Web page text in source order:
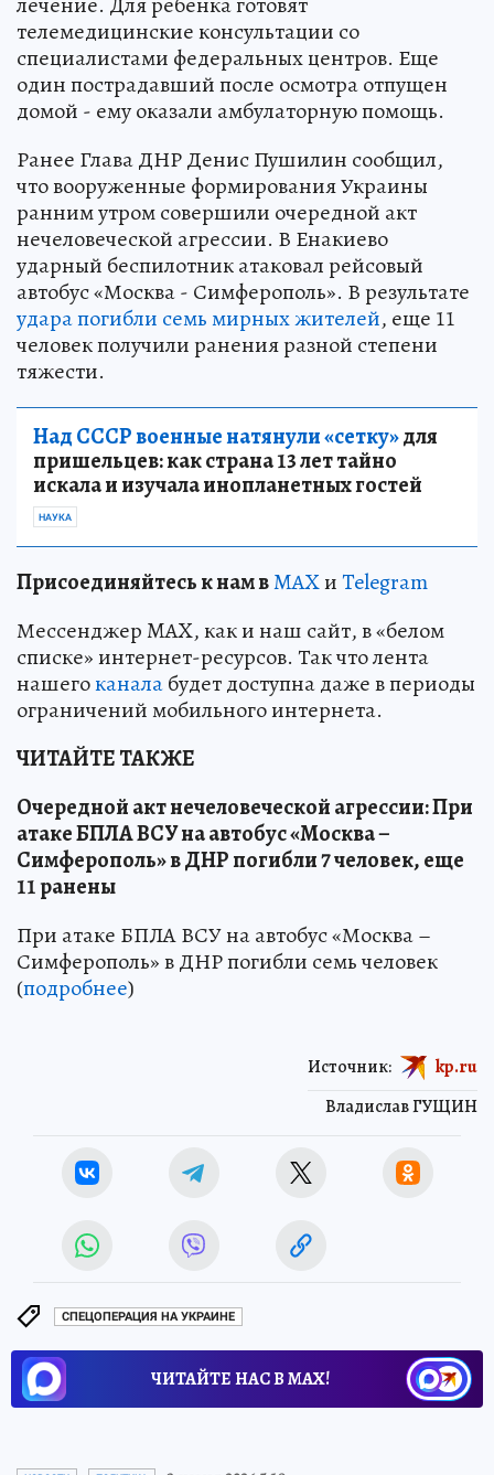
телемедицинские консультации со
специалистами федеральных центров. Еще
один пострадавший после осмотра отпущен
домой - ему оказали амбулаторную помощь.
Ранее Глава ДНР Денис Пушилин сообщил,
что вооруженные формирования Украины
ранним утром совершили очередной акт
нечеловеческой агрессии. В Енакиево
ударный беспилотник атаковал рейсовый
автобус «Москва - Симферополь». В результате
удара погибли семь мирных жителей, еще 11
человек получили ранения разной степени
тяжести.
Над СССР военные натянули «сетку»для
пришельцев: как страна 13 лет тайно
искала и изучала инопланетных гостей
НАУКА
Присоединяйтесь к нам вMAXиTelegram
Мессенджер MAX, как и наш сайт, в «белом
списке» интернет-ресурсов. Так что лента
нашегоканалабудет доступна даже в периоды
ограничений мобильного интернета.
ЧИТАЙТЕ ТАКЖЕ
Очередной акт нечеловеческой агрессии: При
атаке БПЛА ВСУ на автобус «Москва –
Симферополь» в ДНР погибли 7 человек, еще
11 ранены
При атаке БПЛА ВСУ на автобус «Москва –
Симферополь» в ДНР погибли семь человек
(подробнее)
Владислав ГУЩИН
Источник: kp.ru
СПЕЦОПЕРАЦИЯ НА УКРАИНЕ
ЧИТАЙТЕ НАС В МАХ!